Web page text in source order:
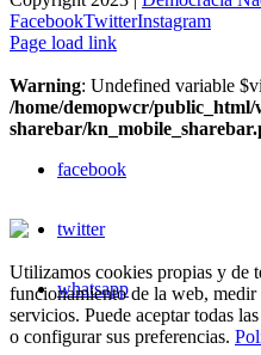
FacebookTwitterInstagram
Page load link
Warning: Undefined variable
/home/demopwcr/
sharebar/
facebook
twitter
whatsapp
Utilizamos cookies propias y de
funcionamiento de la web, medir
servicios. Puede aceptar todas
o configurar sus preferencias.